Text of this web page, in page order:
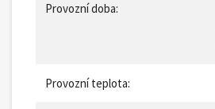
Provozní doba:
Provozní teplota: